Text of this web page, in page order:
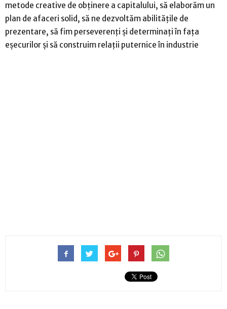
metode creative de obținere a capitalului, să elaborăm un
plan de afaceri solid, să ne dezvoltăm abilitățile de
prezentare, să fim perseverenți și determinați în fața
eșecurilor și să construim relații puternice în industrie